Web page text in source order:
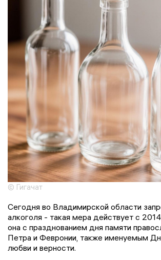
© Гигачат
Сегодня во Владимирской области
алкоголя - такая мера действует с
она с празднованием дня памяти
Петра и Февронии, также именуемым
любви и верности.